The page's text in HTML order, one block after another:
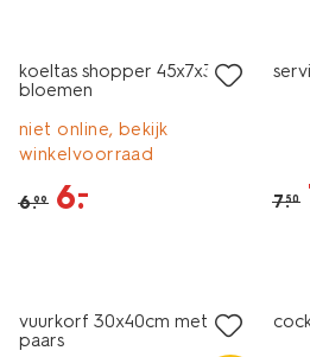
koeltas shopper 45x7x36cm
bloemen
niet online, bekijk
winkelvoorraad
6.99 6.
– 7.50
vuurkorf 30x40cm metaal
paars